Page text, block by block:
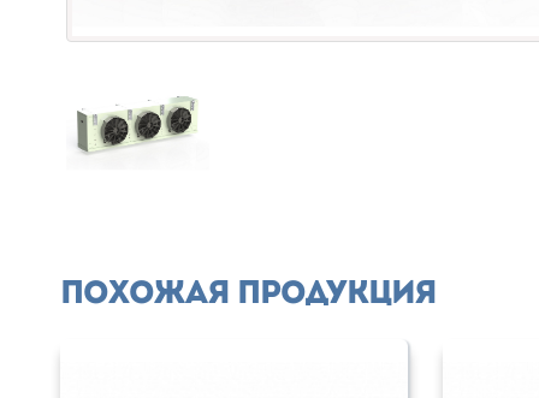
Похожая продукция